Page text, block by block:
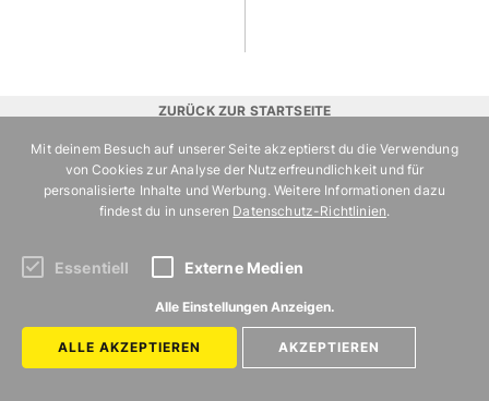
ZURÜCK ZUR STARTSEITE
REISEVERGNÜGEN
Kategorien
INSPIRATION
REISEPLANUNG
Mit Vergnügen
Startseite
Mit deinem Besuch auf unserer Seite akzeptierst du die Verwendung
von Cookies zur Analyse der Nutzerfreundlichkeit und für
personalisierte Inhalte und Werbung. Weitere Informationen dazu
findest du in unseren Datenschutz-Richtlinien.
Essentiell Externe Medien
Alle Einstellungen Anzeigen.
ALLE AKZEPTIEREN AKZEPTIEREN